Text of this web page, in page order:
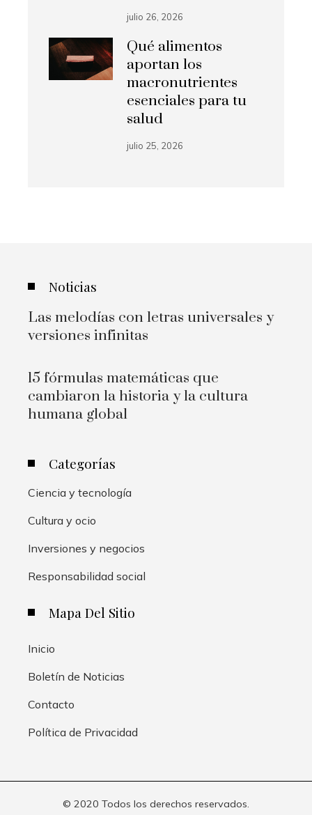
julio 26, 2026
Qué alimentos
aportan los
macronutrientes
esenciales para tu
salud
julio 25, 2026
Noticias
Las melodías con letras universales y
versiones infinitas
15 fórmulas matemáticas que
cambiaron la historia y la cultura
humana global
Categorías
Ciencia y tecnología
Cultura y ocio
Inversiones y negocios
Responsabilidad social
Mapa Del Sitio
Inicio
Boletín de Noticias
Contacto
Política de Privacidad
© 2020 Todos los derechos reservados.